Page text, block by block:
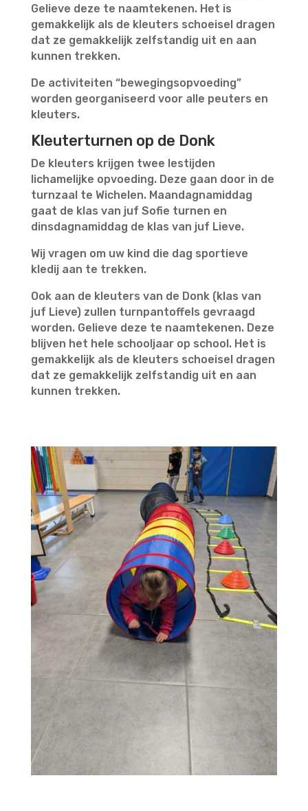
Gelieve deze te naamtekenen. Het is
gemakkelijk als de kleuters schoeisel dragen
dat ze gemakkelijk zelfstandig uit en aan
kunnen trekken.
De activiteiten “bewegingsopvoeding”
worden georganiseerd voor alle peuters en
kleuters.
Kleuterturnen op de Donk
De kleuters krijgen twee lestijden
lichamelijke opvoeding. Deze gaan door in de
turnzaal te Wichelen. Maandagnamiddag
gaat de klas van juf Sofie turnen en
dinsdagnamiddag de klas van juf Lieve.
Wij vragen om uw kind die dag sportieve
kledij aan te trekken.
Ook aan de kleuters van de Donk (klas van
juf Lieve) zullen turnpantoffels gevraagd
worden. Gelieve deze te naamtekenen. Deze
blijven het hele schooljaar op school. Het is
gemakkelijk als de kleuters schoeisel dragen
dat ze gemakkelijk zelfstandig uit en aan
kunnen trekken.